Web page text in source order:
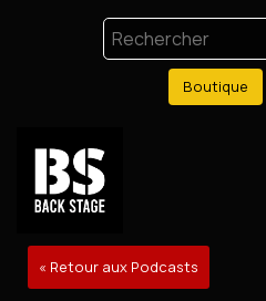
Boutique
« Retour aux Podcasts